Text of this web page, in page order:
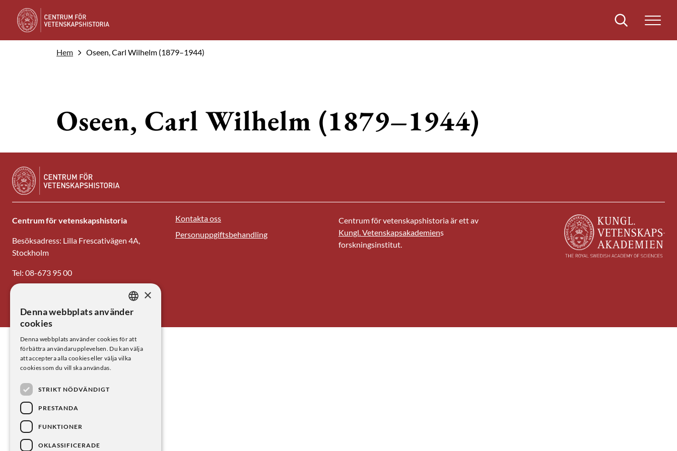
Sök
Hem Oseen, Carl Wilhelm (1879–1944)
Oseen, Carl Wilhelm (1879–1944)
Centrum för vetenskapshistoria
Besöksadress: Lilla Frescativägen 4A,
Stockholm
Tel: 08-673 95 00
Kontakta oss
Personuppgiftsbehandling
Centrum för vetenskapshistoria är ett av
Kungl. Vetenskapsakademiens
forskningsinstitut.
SWEDISH
×
Denna webbplats använder
cookies
Denna webbplats använder cookies för att
förbättra användarupplevelsen. Du kan välja
att acceptera alla cookies eller välja vilka
cookies som du vill ska användas.
STRIKT NÖDVÄNDIGT
PRESTANDA
FUNKTIONER
OKLASSIFICERADE